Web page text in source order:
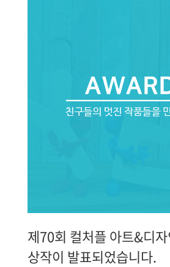
제70회 컬처플 아트&디
상작이 발표되었습니다.